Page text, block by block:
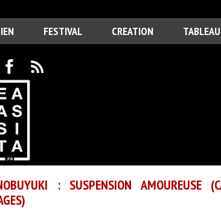
FESTIVAL CREATION
: SUSPENSION AMOUREUSE